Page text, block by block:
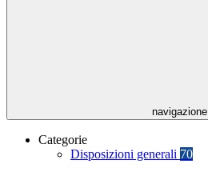
navigazione
Categorie
Disposizioni generali 70